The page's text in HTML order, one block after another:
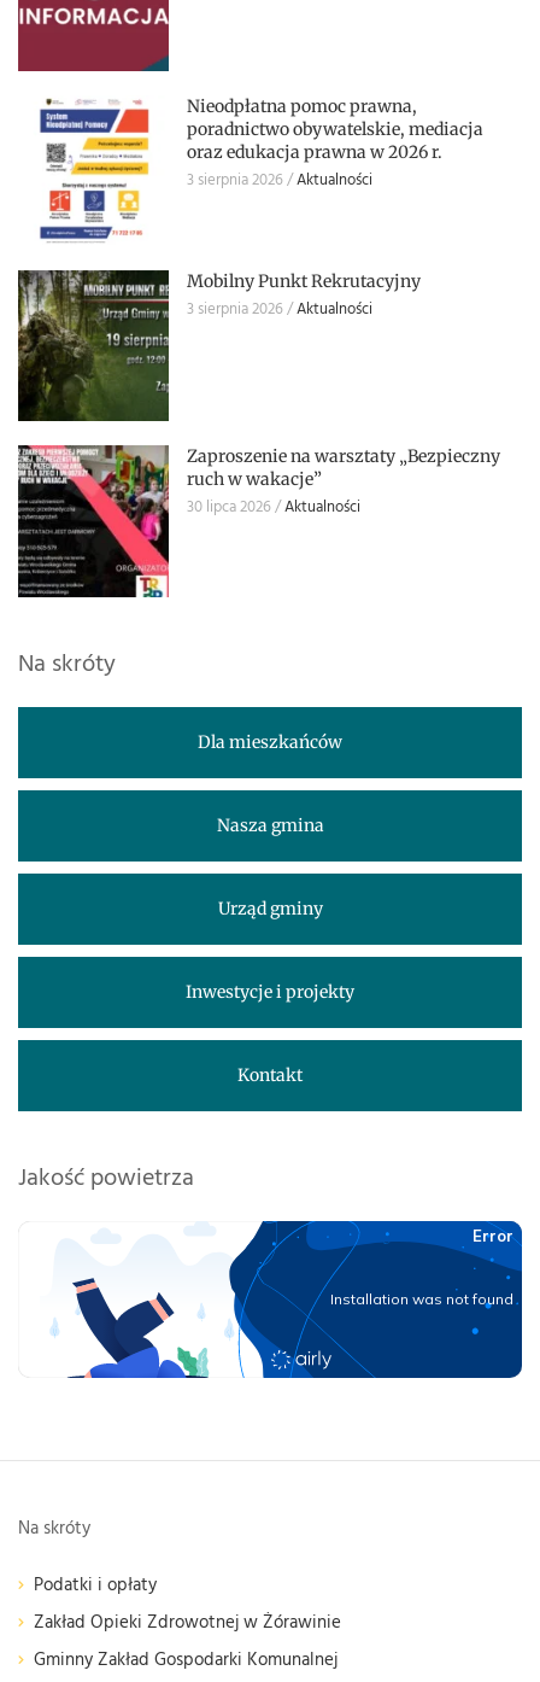
Nieodpłatna pomoc prawna,
poradnictwo obywatelskie, mediacja
oraz edukacja prawna w 2026 r.
3 sierpnia 2026 Aktualności
Mobilny Punkt Rekrutacyjny
3 sierpnia 2026 Aktualności
Zaproszenie na warsztaty „Bezpieczny
ruch w wakacje”
30 lipca 2026 Aktualności
Na skróty
Dla mieszkańców
Nasza gmina
Urząd gminy
Inwestycje i projekty
Kontakt
Jakość powietrza
Na skróty
Podatki i opłaty
Zakład Opieki Zdrowotnej w Żórawinie
Gminny Zakład Gospodarki Komunalnej